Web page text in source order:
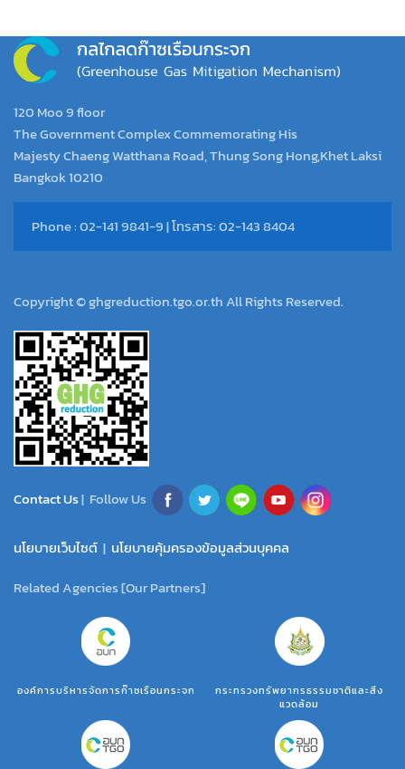
120 Moo 9 floor
The Government Complex Commemorating His
Majesty Chaeng Watthana Road, Thung Song Hong,Khet Laksi
Bangkok 10210
Phone : 02-141 9841-9 | โทรสาร: 02-143 8404
Copyright © ghgreduction.tgo.or.th All Rights Reserved.
Contact Us| Follow Us
นโยบายเว็บไซต์ | นโยบายคุ้มครองข้อมูลส่วนบุคคล
Related Agencies [Our Partners]
องค์การบริหารจัดการก๊าซเรือนกระจก
กระทรวงทรัพยากรธรรมชาติและสิ่ง
แวดล้อม